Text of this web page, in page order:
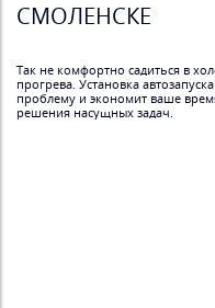
СМОЛЕНСКЕ
Так не комфортно садиться в
прогрева. Установка
проблему и экономит ваше
решения насущных задач.